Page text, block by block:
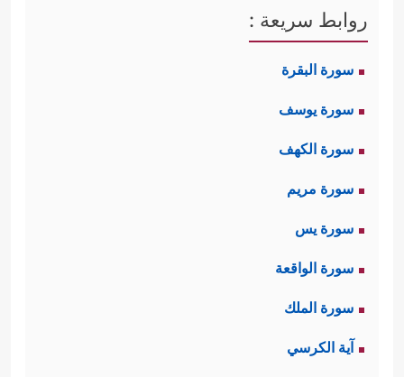
روابط سريعة :
سورة البقرة
سورة يوسف
سورة الكهف
سورة مريم
سورة يس
سورة الواقعة
سورة الملك
آية الكرسي